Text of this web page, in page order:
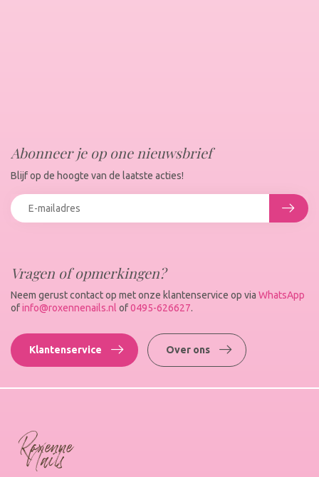
Vragen of opmerkingen?
Neem gerust contact op met onze klantenservice op via WhatsApp
ofinfo@roxennenails.nl of0495-626627.
Klantenservice Over ons
Abonneer je op one nieuwsbrief
Blijf op de hoogte van de laatste acties!